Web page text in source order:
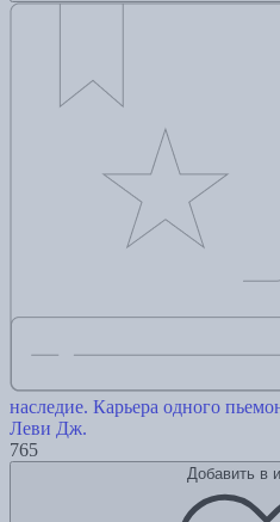
наследие. Карьера одного
Леви Дж.
765
Добавить в